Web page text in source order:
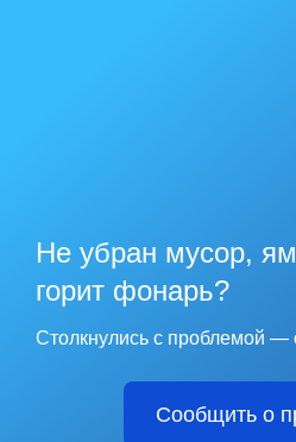
Не убран мусор,
горит фонарь?
Столкнулись с проблемой —
Сообщить о